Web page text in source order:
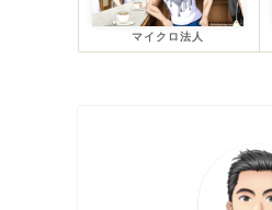
マイクロ法人